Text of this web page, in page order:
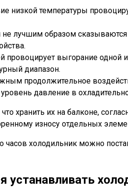
низкой температуры
лучшим образом
выгорание одной
диапазон.
продолжительное
давление в
хранить их на балконе,
износу отдельных
часов холодильник можно
устанавливать